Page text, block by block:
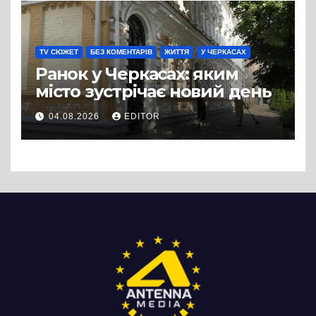
TV СЮЖЕТ БЕЗ КОМЕНТАРІВ ЖИТТЯ У ЧЕРКАСАХ
Ранок у Черкасах: яким
місто зустрічає новий день
04.08.2026 EDITOR